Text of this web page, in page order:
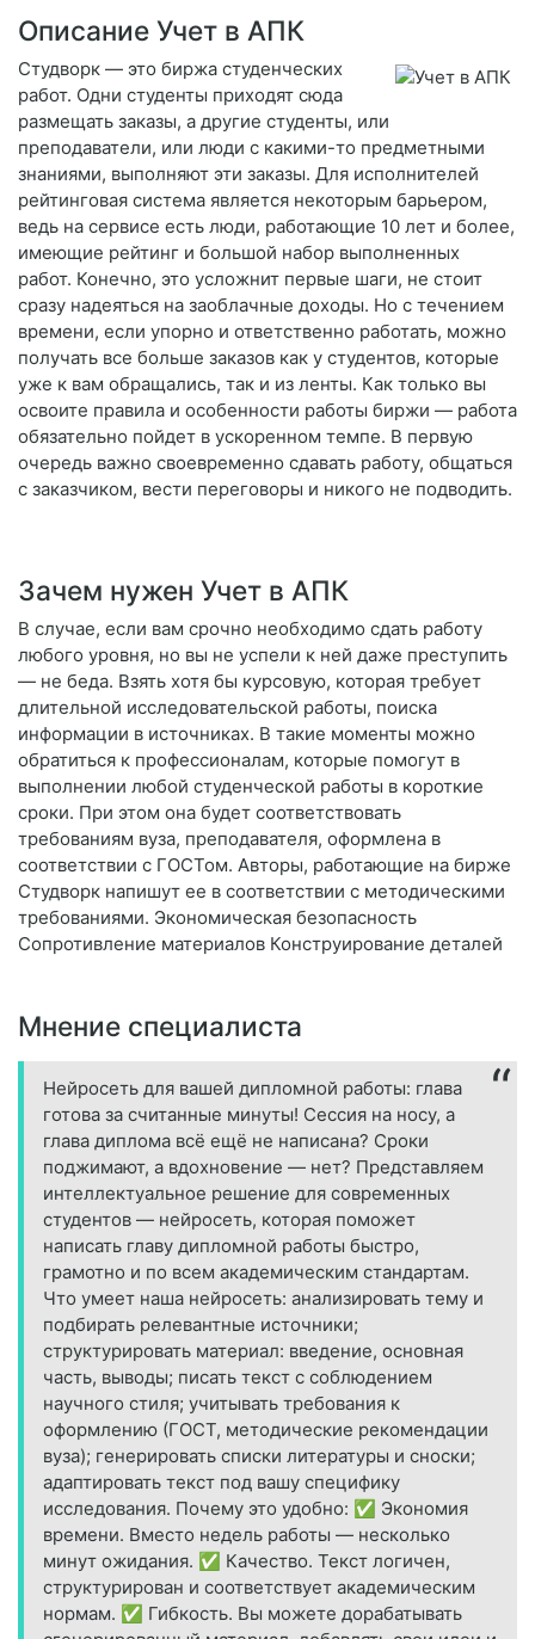
Описание Учет в АПК
Студворк — это биржа студенческих
работ. Одни студенты приходят сюда
размещать заказы, а другие студенты, или
преподаватели, или люди с какими-то предметными
знаниями, выполняют эти заказы. Для исполнителей
рейтинговая система является некоторым барьером,
ведь на сервисе есть люди, работающие 10 лет и более,
имеющие рейтинг и большой набор выполненных
работ. Конечно, это усложнит первые шаги, не стоит
сразу надеяться на заоблачные доходы. Но с течением
времени, если упорно и ответственно работать, можно
получать все больше заказов как у студентов, которые
уже к вам обращались, так и из ленты. Как только вы
освоите правила и особенности работы биржи — работа
обязательно пойдет в ускоренном темпе. В первую
очередь важно своевременно сдавать работу, общаться
с заказчиком, вести переговоры и никого не подводить.
Зачем нужен Учет в АПК
В случае, если вам срочно необходимо сдать работу
любого уровня, но вы не успели к ней даже преступить
— не беда. Взять хотя бы курсовую, которая требует
длительной исследовательской работы, поиска
информации в источниках. В такие моменты можно
обратиться к профессионалам, которые помогут в
выполнении любой студенческой работы в короткие
сроки. При этом она будет соответствовать
требованиям вуза, преподавателя, оформлена в
соответствии с ГОСТом. Авторы, работающие на бирже
Студворк напишут ее в соответствии с методическими
требованиями. Экономическая безопасность
Сопротивление материалов Конструирование деталей
Мнение специалиста
Нейросеть для вашей дипломной работы: глава
готова за считанные минуты! Сессия на носу, а
глава диплома всё ещё не написана? Сроки
поджимают, а вдохновение — нет? Представляем
интеллектуальное решение для современных
студентов — нейросеть, которая поможет
написать главу дипломной работы быстро,
грамотно и по всем академическим стандартам.
Что умеет наша нейросеть: анализировать тему и
подбирать релевантные источники;
структурировать материал: введение, основная
часть, выводы; писать текст с соблюдением
научного стиля; учитывать требования к
оформлению (ГОСТ, методические рекомендации
вуза); генерировать списки литературы и сноски;
адаптировать текст под вашу специфику
исследования. Почему это удобно: ✅ Экономия
времени. Вместо недель работы — несколько
минут ожидания. ✅ Качество. Текст логичен,
структурирован и соответствует академическим
нормам. ✅ Гибкость. Вы можете дорабатывать